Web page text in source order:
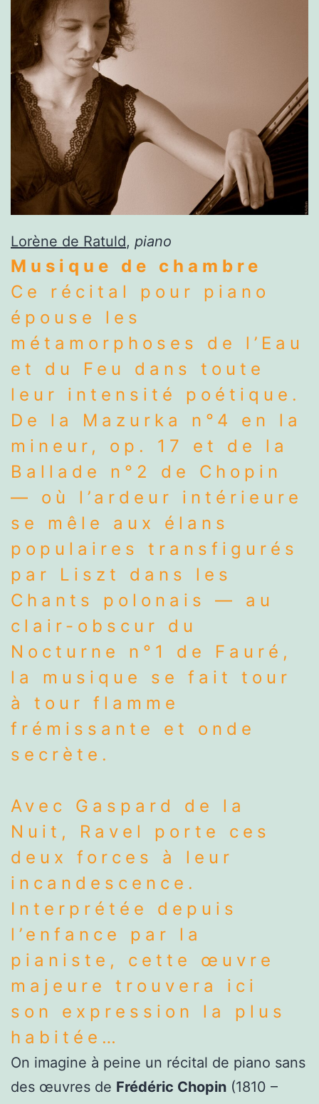
Lorène de Ratuld, piano
Musique de chambre
Ce récital pour piano
épouse les
métamorphoses de l’Eau
et du Feu dans toute
leur intensité poétique.
De la Mazurka n°4 en la
mineur, op. 17 et de la
Ballade n°2 de Chopin
— où l’ardeur intérieure
se mêle aux élans
populaires transfigurés
par Liszt dans les
Chants polonais — au
clair-obscur du
Nocturne n°1 de Fauré,
la musique se fait tour
à tour flamme
frémissante et onde
secrète.
Avec Gaspard de la
Nuit, Ravel porte ces
deux forces à leur
incandescence.
Interprétée depuis
l’enfance par la
pianiste, cette œuvre
majeure trouvera ici
son expression la plus
habitée…
On imagine à peine un récital de piano sans
des œuvres de Frédéric Chopin (1810 –